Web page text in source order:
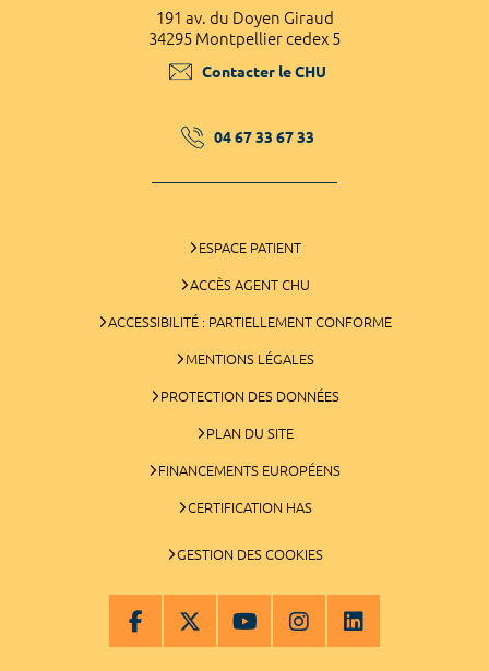
191 av. du Doyen Giraud
34295 Montpellier cedex 5
Contacter le CHU
04 67 33 67 33
ESPACE PATIENT
ACCÈS AGENT CHU
ACCESSIBILITÉ : PARTIELLEMENT CONFORME
MENTIONS LÉGALES
PROTECTION DES DONNÉES
PLAN DU SITE
FINANCEMENTS EUROPÉENS
CERTIFICATION HAS
GESTION DES COOKIES